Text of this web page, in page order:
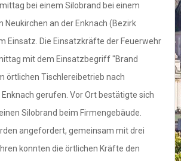
bei einem Silobrand bei einem
Neukirchen an der Enknach (Bezirk
Einsatz. Die Einsatzkräfte der Feuerwehr
mit dem Einsatzbegriff "Brand
örtlichen Tischlereibetrieb nach
Enknach gerufen. Vor Ort bestätigte sich
Silobrand beim Firmengebäude.
angefordert, gemeinsam mit drei
konnten die örtlichen Kräfte den